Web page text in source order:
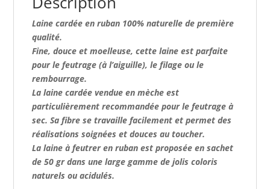
Laine cardée en ruban 100% naturelle de première
qualité.
Fine, douce et moelleuse, cette laine est parfaite
pour le feutrage (à l’aiguille), le filage ou le
rembourrage.
La laine cardée vendue en mèche est
particulièrement recommandée pour le feutrage à
sec. Sa fibre se travaille facilement et permet des
réalisations soignées et douces au toucher.
La laine à feutrer en ruban estproposée en sachet
de 50 gr dans une large gamme de jolis coloris
naturels ou acidulés.